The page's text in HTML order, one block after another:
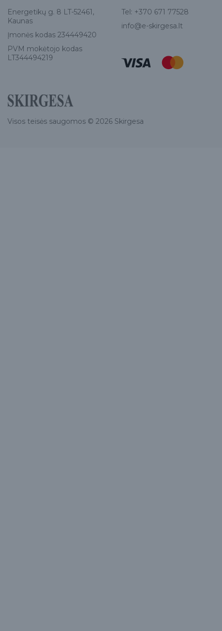
Energetikų g. 8 LT-52461,
Kaunas
Įmonės kodas 234449420
PVM mokėtojo kodas
LT344494219
Tel: +370 671 77528
info@e-skirgesa.lt
Visos teisės saugomos © 2026 Skirgesa